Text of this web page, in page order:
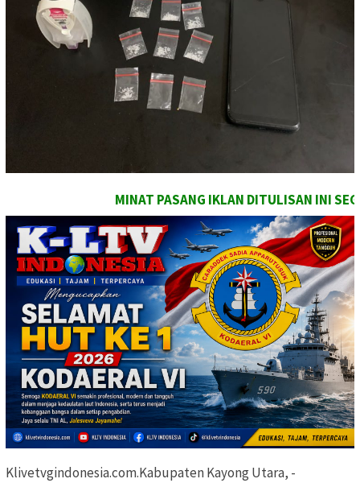
IKLAN DITULISAN INI SEGARA HUBUNGI TEAM
Klivetvgindonesia.com.Kabupaten Kayong Utara, -